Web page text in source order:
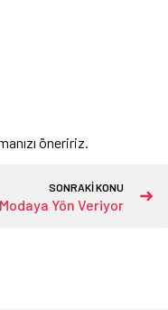
öneririz.
SONRAKİ KONU
Yön Veriyor